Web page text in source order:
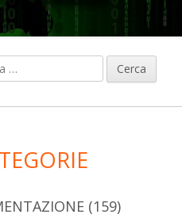
(159)